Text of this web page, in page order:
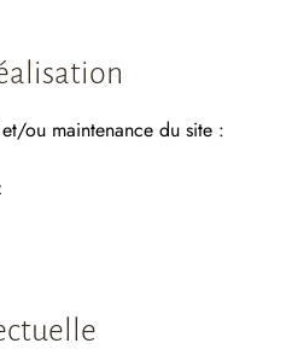
ou maintenance du site :